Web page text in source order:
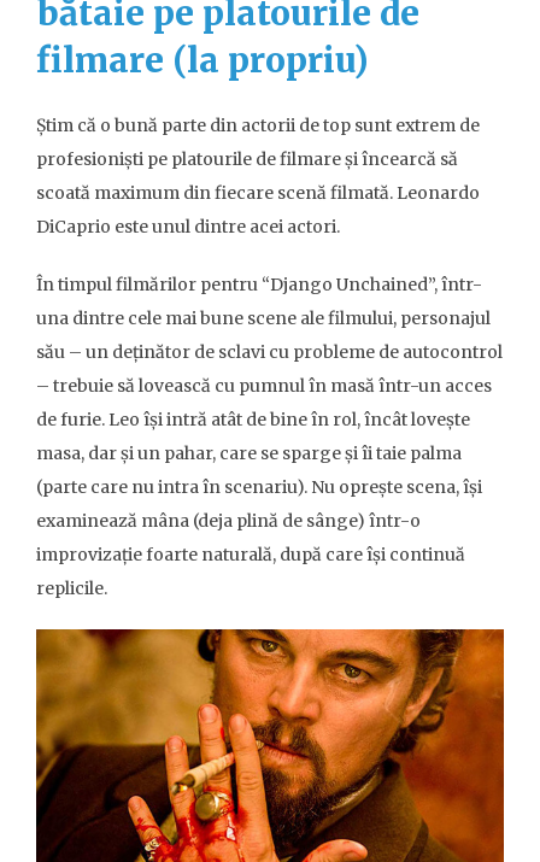
bătaie pe platourile de
filmare (la propriu)
Știm că o bună parte din actorii de top sunt extrem de
profesioniști pe platourile de filmare și încearcă să
scoată maximum din fiecare scenă filmată. Leonardo
DiCaprio este unul dintre acei actori.
În timpul filmărilor pentru “Django Unchained”, într-
una dintre cele mai bune scene ale filmului, personajul
său – un deținător de sclavi cu probleme de autocontrol
– trebuie să lovească cu pumnul în masă într-un acces
de furie. Leo își intră atât de bine în rol, încât lovește
masa, dar și un pahar, care se sparge și îi taie palma
(parte care nu intra în scenariu). Nu oprește scena, își
examinează mâna (deja plină de sânge) într-o
improvizație foarte naturală, după care își continuă
replicile.